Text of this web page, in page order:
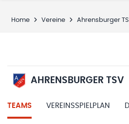
Home Vereine Ahrensburger
AHRENSBURGER TSV
TEAMS VEREINSSPIELPLAN